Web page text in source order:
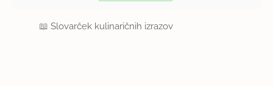
📖Slovarček kulinaričnih izrazov